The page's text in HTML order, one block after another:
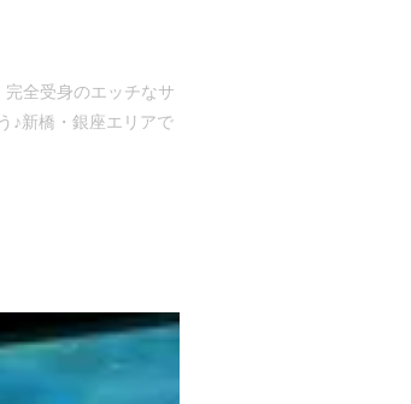
全受身のエッチなサ
♪新橋・銀座エリアで